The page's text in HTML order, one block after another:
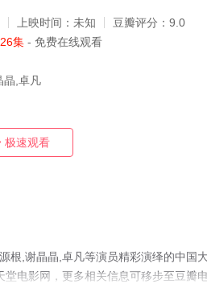
上映时间： 未知 豆瓣评分： 9.0
集 - 免费在线观看
晶,卓凡
极速观看
根,谢晶晶,卓凡等演员精彩演绎的中国
电影网，更多相关信息可移步至豆瓣